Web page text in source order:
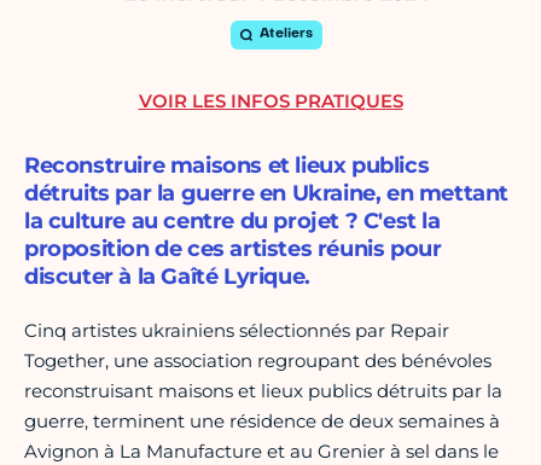
Ateliers
Reconstruire maisons et lieux publics
détruits par la guerre en Ukraine, en mettant
la culture au centre du projet ? C'est la
proposition de ces artistes réunis pour
discuter à la Gaîté Lyrique.
Cinq artistes ukrainiens sélectionnés par Repair
Together, une association regroupant des bénévoles
reconstruisant maisons et lieux publics détruits par la
guerre, terminent une résidence de deux semaines à
Avignon à La Manufacture et au Grenier à sel dans le
VOIR LES INFOS PRATIQUES